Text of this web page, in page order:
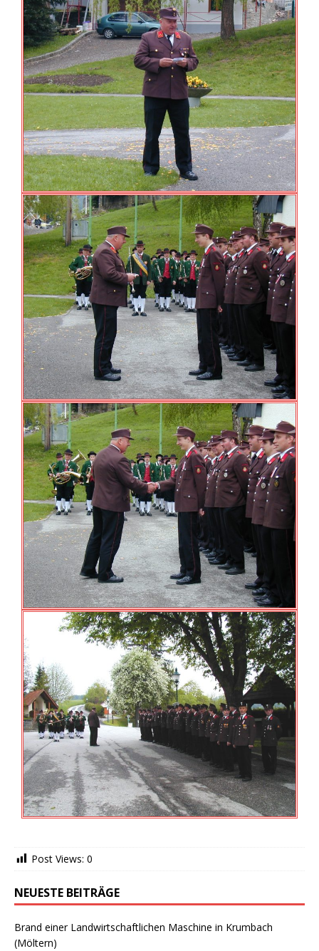
Post Views: 0
NEUESTE BEITRÄGE
Brand einer Landwirtschaftlichen Maschine in Krumbach
(Möltern)